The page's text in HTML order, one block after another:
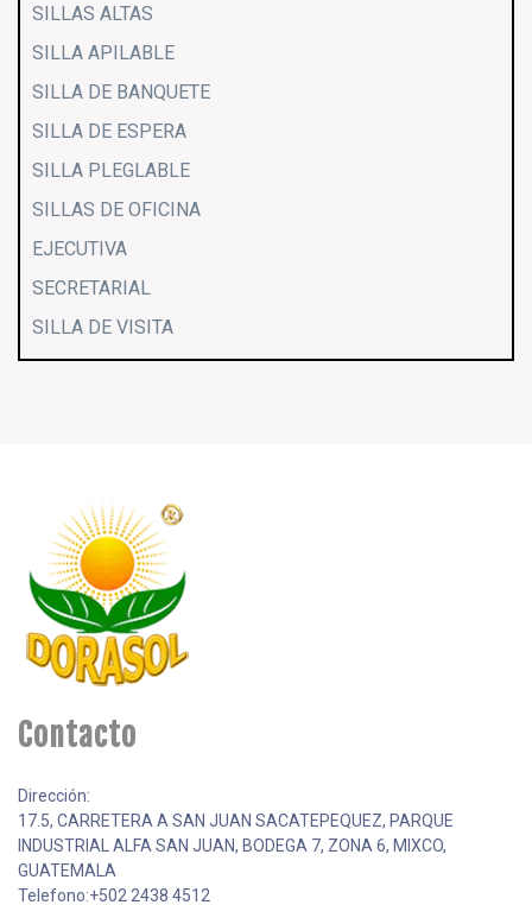
SILLAS ALTAS
SILLA APILABLE
SILLA DE BANQUETE
SILLA DE ESPERA
SILLA PLEGLABLE
SILLAS DE OFICINA
EJECUTIVA
SECRETARIAL
SILLA DE VISITA
Contacto
Dirección:
17.5, CARRETERA A SAN JUAN SACATEPEQUEZ, PARQUE
INDUSTRIAL ALFA SAN JUAN, BODEGA 7, ZONA 6, MIXCO,
GUATEMALA
Telefono:+502 2438 4512